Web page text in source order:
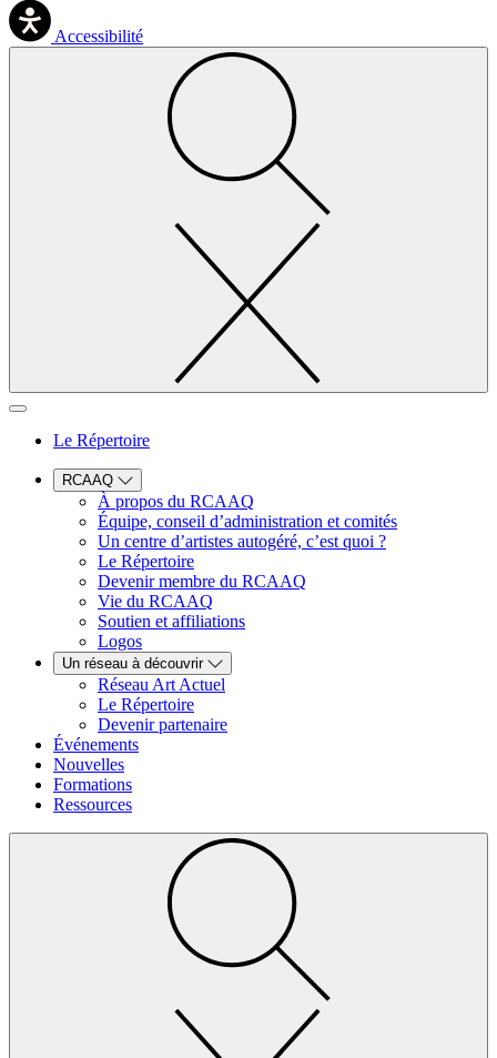
Accessibilité
Le Répertoire
RCAAQ
À propos du RCAAQ
Équipe, conseil d’administration et comités
Un centre d’artistes autogéré, c’est quoi ?
Le Répertoire
Devenir membre du RCAAQ
Vie du RCAAQ
Soutien et affiliations
Logos
Un réseau à découvrir
Réseau Art Actuel
Le Répertoire
Devenir partenaire
Événements
Nouvelles
Formations
Ressources